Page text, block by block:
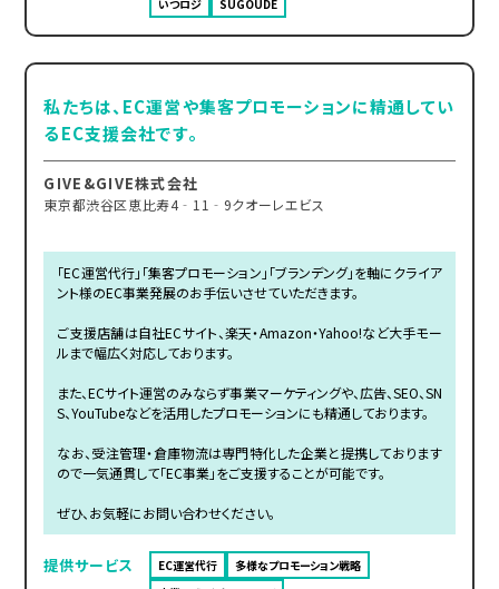
いつロジ
SUGOUDE
私たちは、EC運営や集客プロモーションに精通してい
るEC支援会社です。
GIVE&GIVE株式会社
東京都渋谷区恵比寿4‐11‐9クオーレエビス
「EC運営代行」「集客プロモーション」「ブランデング」を軸にクライア
ント様のEC事業発展のお手伝いさせていただきます。
ご支援店舗は自社ECサイト、楽天・Amazon・Yahoo!など大手モー
ルまで幅広く対応しております。
また、ECサイト運営のみならず事業マーケティングや、広告、SEO、SN
S、YouTubeなどを活用したプロモーションにも精通しております。
なお、受注管理・倉庫物流は専門特化した企業と提携しております
ので一気通貫して「EC事業」をご支援することが可能です。
ぜひ、お気軽にお問い合わせください。
提供サービス EC運営代行
多様なプロモーション戦略